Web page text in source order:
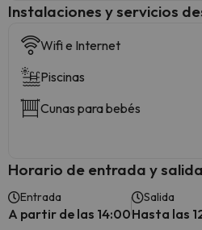
Instalaciones y servicios
Wifi e Internet
Piscinas
Cunas para bebés
Horario de entrada y salida
Entrada
A partir de las 14:00
Salida
Hasta las